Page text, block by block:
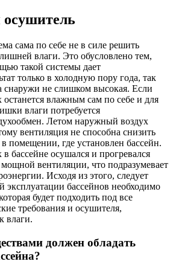
сама по себе не в силе решить
влаги. Это обусловлено тем,
такой системы дает
только в холодную пору года, так
снаружи не слишком высокая. Если
останется влажным сам по себе и для
влаги потребуется
Летом наружный воздух
вентиляция не способна снизить
помещении, где установлен бассейн.
бассейне осушался и прогревался
вентиляции, что подразумевает
Исходя из этого, следует
эксплуатации бассейнов необходимо
будет подходить под все
требования и осушителя,
влаги.
должен обладать